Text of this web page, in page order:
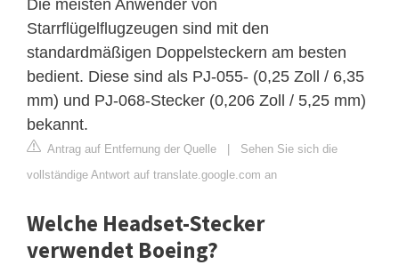
Die meisten Anwender von
Starrflügelflugzeugen sind mit den
standardmäßigen Doppelsteckern am besten
bedient. Diese sind als PJ-055- (0,25 Zoll / 6,35
mm) und PJ-068-Stecker (0,206 Zoll / 5,25 mm)
bekannt.
Antrag auf Entfernung der Quelle | Sehen Sie sich die
vollständige Antwort auf translate.google.com an
Welche Headset-Stecker
verwendet Boeing?